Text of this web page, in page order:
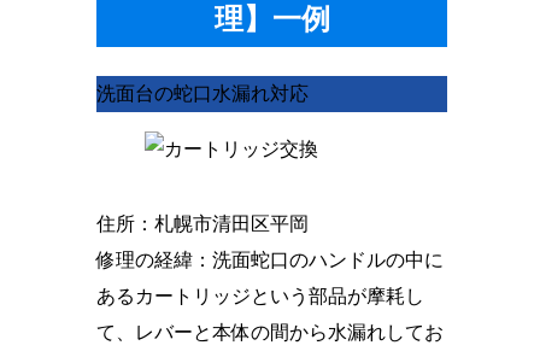
理】一例
洗面台の蛇口水漏れ対応
住所 ：札幌市清田区平岡
修理の経緯 ：洗面蛇口のハンドルの中に
あるカートリッジという部品が摩耗し
て、レバーと本体の間から水漏れしてお